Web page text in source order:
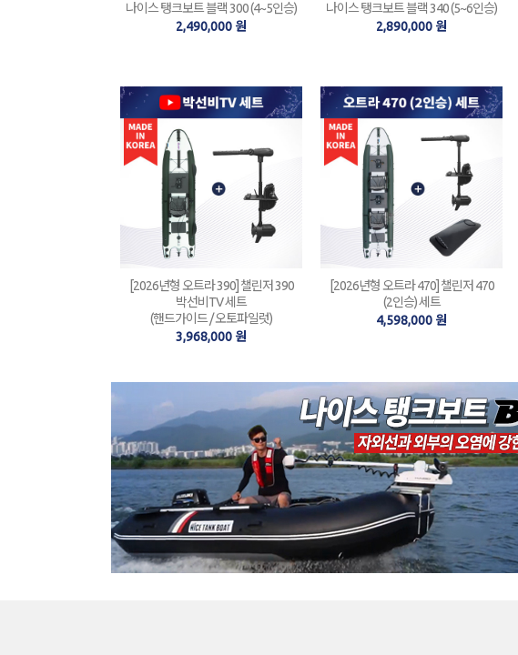
나이스 탱크보트 블랙 300 (4~5인승)
2,490,000 원
나이스 탱크보트 블랙 340 (5~6인승)
2,890,000 원
[2026년형 오트라 390] 챌린저 390
박선비TV 세트
(핸드가이드 / 오토파일럿)
3,968,000 원
[2026년형 오트라 470] 챌린저 470
(2인승) 세트
4,598,000 원